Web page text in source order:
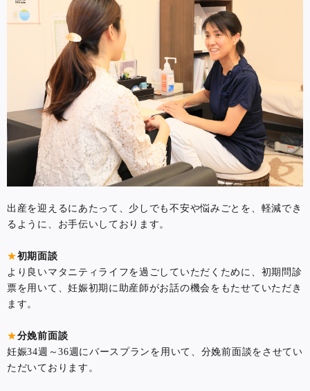
出産を迎えるにあたって、少しでも不安や悩みごとを、軽減でき
るように、お手伝いしております。
★初期面談
より良いマタニティライフを過ごしていただくために、初期問診
票を用いて、妊娠初期に助産師がお話の機会をもたせていただき
ます。
★分娩前面談
妊娠34週～36週にバースプランを用いて、分娩前面談をさせてい
ただいております。